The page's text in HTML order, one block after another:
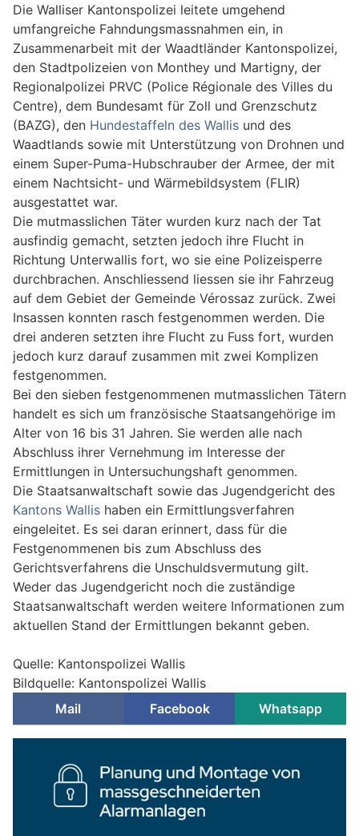
Die Walliser Kantonspolizei leitete umgehend
umfangreiche Fahndungsmassnahmen ein, in
Zusammenarbeit mit der Waadtländer Kantonspolizei,
den Stadtpolizeien von Monthey und Martigny, der
Regionalpolizei PRVC (Police Régionale des Villes du
Centre), dem Bundesamt für Zoll und Grenzschutz
(BAZG), den Hundestaffeln des Wallis und des
Waadtlands sowie mit Unterstützung von Drohnen und
einem Super-Puma-Hubschrauber der Armee, der mit
einem Nachtsicht- und Wärmebildsystem (FLIR)
ausgestattet war.
Die mutmasslichen Täter wurden kurz nach der Tat
ausfindig gemacht, setzten jedoch ihre Flucht in
Richtung Unterwallis fort, wo sie eine Polizeisperre
durchbrachen. Anschliessend liessen sie ihr Fahrzeug
auf dem Gebiet der Gemeinde Vérossaz zurück. Zwei
Insassen konnten rasch festgenommen werden. Die
drei anderen setzten ihre Flucht zu Fuss fort, wurden
jedoch kurz darauf zusammen mit zwei Komplizen
festgenommen.
Bei den sieben festgenommenen mutmasslichen Tätern
handelt es sich um französische Staatsangehörige im
Alter von 16 bis 31 Jahren. Sie werden alle nach
Abschluss ihrer Vernehmung im Interesse der
Ermittlungen in Untersuchungshaft genommen.
Die Staatsanwaltschaft sowie das Jugendgericht des
Kantons Wallis haben ein Ermittlungsverfahren
eingeleitet. Es sei daran erinnert, dass für die
Festgenommenen bis zum Abschluss des
Gerichtsverfahrens die Unschuldsvermutung gilt.
Weder das Jugendgericht noch die zuständige
Staatsanwaltschaft werden weitere Informationen zum
aktuellen Stand der Ermittlungen bekannt geben.
Quelle: Kantonspolizei Wallis
Bildquelle: Kantonspolizei Wallis
Mail
Facebook Whatsapp